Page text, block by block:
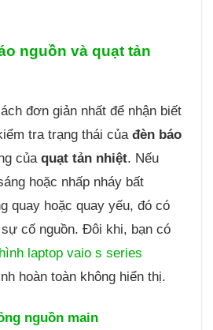
nguồn và quạt tản
đơn giản nhất để nhận biết
tra trạng thái của đèn báo
của quạt tản nhiệt. Nếu
hoặc nhấp nháy bất
quay hoặc quay yếu, đó có
cố nguồn. Đôi khi, bạn có
laptop vaio s series
hoàn toàn không hiển thị.
nguồn main